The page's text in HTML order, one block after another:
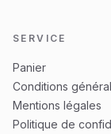
SERVICE
Panier
Conditions
Mentions légales
Politique de